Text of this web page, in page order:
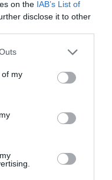
on the IAB’s List of
disclose it to other
of my
EUR și
259,00 €
și
379,50 €
EUR și